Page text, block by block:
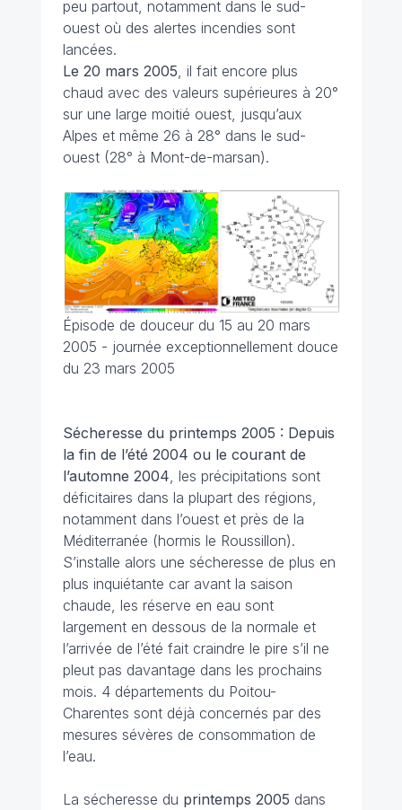
peu partout, notamment dans le sud-
ouest où des alertes incendies sont
lancées.
Le 20 mars 2005 , il fait encore plus
chaud avec des valeurs supérieures à 20°
sur une large moitié ouest, jusqu’aux
Alpes et même 26 à 28° dans le sud-
ouest (28° à Mont-de-marsan).
Épisode de douceur du 15 au 20 mars
2005 - journée exceptionnellement douce
du 23 mars 2005
Sécheresse du printemps 2005 : Depuis
la fin de l’été 2004 ou le courant de
l’automne 2004 , les précipitations sont
déficitaires dans la plupart des régions,
notamment dans l’ouest et près de la
Méditerranée (hormis le Roussillon).
S’installe alors une sécheresse de plus en
plus inquiétante car avant la saison
chaude, les réserve en eau sont
largement en dessous de la normale et
l’arrivée de l’été fait craindre le pire s’il ne
pleut pas davantage dans les prochains
mois. 4 départements du Poitou-
Charentes sont déjà concernés par des
mesures sévères de consommation de
l’eau.
La sécheresse du printemps 2005 dans